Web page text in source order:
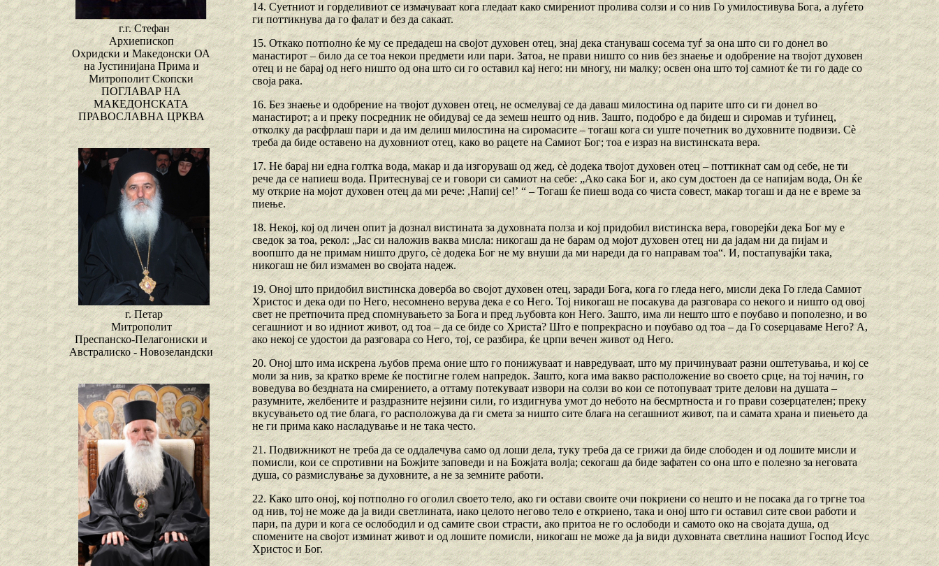
г.г. Стефан
Архиепископ
Охридски и Македонски ОА
на Јустинијана Прима и
Митрополит Скопски
ПОГЛАВАР НА
МАКЕДОНСКАТА
ПРАВОСЛАВНА ЦРКВА
г. Петар
Митрополит
Преспанско-Пелагониски и
Австралиско - Новозеландски
14. Суетниот и горделивиот се измачуваат кога гледаат како смирениот пролива солзи и со нив Го умилостивува Бога, а луѓето
ги поттикнува да го фалат и без да сакаат.
15. Откако потполно ќе му се предадеш на својот духовен отец, знај дека стануваш сосема туѓ за она што си го донел во
манастирот – било да се тоа некои предмети или пари. Затоа, не прави ништо со нив без знаење и одобрение на твојот духовен
отец и не барај од него ништо од она што си го оставил кај него: ни многу, ни малку; освен она што тој самиот ќе ти го даде со
своја рака.
16. Без знаење и одобрение на твојот духовен отец, не осмелувај се да даваш милостина од парите што си ги донел во
манастирот; а и преку посредник не обидувај се да земеш нешто од нив. Зашто, подобро е да бидеш и сиромав и туѓинец,
отколку да расфрлаш пари и да им делиш милостина на сиромасите – тогаш кога си уште почетник во духовните подвизи. Сѐ
треба да биде оставено на духовниот отец, како во рацете на Самиот Бог; тоа е израз на вистинската вера.
17. Не барај ни една голтка вода, макар и да изгоруваш од жед, сѐ додека твојот духовен отец – поттикнат сам од себе, не ти
рече да се напиеш вода. Притеснувај се и говори си самиот на себе: „Ако сака Бог и, ако сум достоен да се напијам вода, Он ќе
му открие на мојот духовен отец да ми рече: ,Напиј се!ʼ “ – Тогаш ќе пиеш вода со чиста совест, макар тогаш и да не е време за
пиење.
18. Некој, кој од личен опит ја дознал вистината за духовната полза и кој придобил вистинска вера, говорејќи дека Бог му е
сведок за тоа, рекол: „Јас си наложив ваква мисла: никогаш да не барам од мојот духовен отец ни да јадам ни да пијам и
воопшто да не примам ништо друго, сѐ додека Бог не му внуши да ми нареди да го направам тоа“. И, постапувајќи така,
никогаш не бил измамен во својата надеж.
19. Оној што придобил вистинска доверба во својот духовен отец, заради Бога, кога го гледа него, мисли дека Го гледа Самиот
Христос и дека оди по Него, несомнено верува дека е со Него. Тој никогаш не посакува да разговара со некого и ништо од овој
свет не претпочита пред спомнувањето за Бога и пред љубовта кон Него. Зашто, има ли нешто што е поубаво и пополезно, и во
сегашниот и во идниот живот, од тоа – да се биде со Христа? Што е попрекрасно и поубаво од тоа – да Го соѕерцаваме Него? А,
ако некој се удостои да разговара со Него, тој, се разбира, ќе црпи вечен живот од Него.
20. Оној што има искрена љубов према оние што го понижуваат и навредуваат, што му причинуваат разни оштетувања, и кој се
моли за нив, за кратко време ќе постигне голем напредок. Зашто, кога има вакво расположение во своето срце, на тој начин, го
воведува во бездната на смирението, а оттаму потекуваат извори на солзи во кои се потопуваат трите делови на душата –
разумните, желбените и раздразните нејзини сили, го издигнува умот до небото на бесмртноста и го прави созерцателен; преку
вкусувањето од тие блага, го расположува да ги смета за ништо сите блага на сегашниот живот, па и самата храна и пиењето да
не ги прима како насладување и не така често.
21. Подвижникот не треба да се оддалечува само од лоши дела, туку треба да се грижи да биде слободен и од лошите мисли и
помисли, кои се спротивни на Божјите заповеди и на Божјата волја; секогаш да биде зафатен со она што е полезно за неговата
душа, со размислување за духовните, а не за земните работи.
22. Како што оној, кој потполно го оголил своето тело, ако ги остави своите очи покриени со нешто и не посака да го тргне тоа
од нив, тој не може да ја види светлината, иако целото негово тело е откриено, така и оној што ги оставил сите свои работи и
пари, па дури и кога се ослободил и од самите свои страсти, ако притоа не го ослободи и самото око на својата душа, од
спомените на својот изминат живот и од лошите помисли, никогаш не може да ја види духовната светлина нашиот Господ Исус
Христос и Бог.